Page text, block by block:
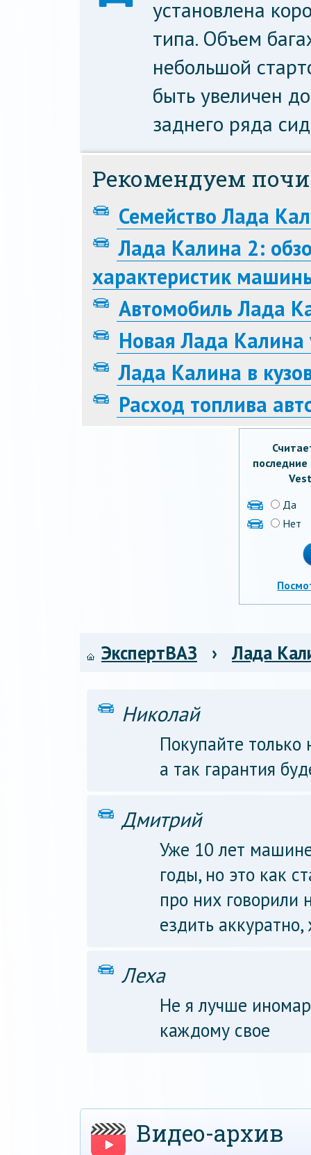
установлена
типа. Объем
небольшой
быть увеличен
заднего ряда
Рекомендуем
Семейство Лада
Лада Калина 2:
характеристик
Автомобиль Лада
Новая Лада Калина
Лада Калина в
Расход топлива
Да
Нет
ЭкспертВАЗ › Лада
Николай
Покупайте только
а так гарантия
Дмитрий
Уже 10 лет
годы, но это как
про них говорили
ездить аккуратно,
Леха
Не я лучше
каждому свое
Видео-архив